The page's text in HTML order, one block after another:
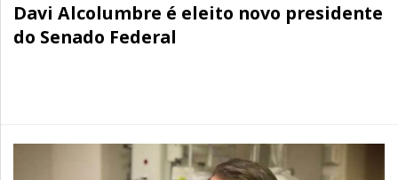
Davi Alcolumbre é eleito novo presidente
do Senado Federal